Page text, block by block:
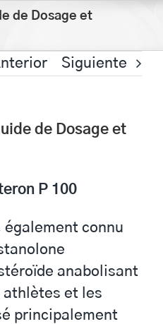
de Dosage et
Siguiente
de Dosage et
P 100
également connu
anabolisant
athlètes et les
principalement